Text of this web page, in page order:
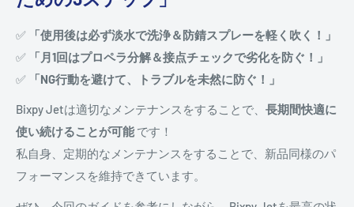
✅
「使用後は必ず淡水で洗浄＆防錆スプレーを軽く吹く！」
✅
「月1回はプロペラ分解＆接点チェックで劣化を防ぐ！」
✅
「NG行動を避けて、トラブルを未然に防ぐ！」
Bixpy Jetは適切なメンテナンスをすることで、 長期間快適に
使い続けることが可能 です！
私自身、定期的なメンテナンスをすることで、新品同様のパ
フォーマンスを維持できています。